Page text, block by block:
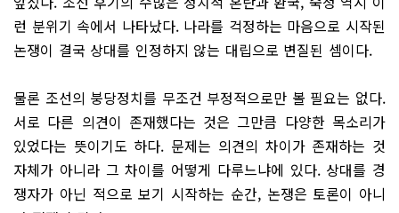
런 분위기 속에서 나타났다. 나라를 걱정하는 마음으로 시작된
논쟁이 결국 상대를 인정하지 않는 대립으로 변질된 셈이다.
물론 조선의 붕당정치를 무조건 부정적으로만 볼 필요는 없다.
서로 다른 의견이 존재했다는 것은 그만큼 다양한 목소리가
있었다는 뜻이기도 하다. 문제는 의견의 차이가 존재하는 것
자체가 아니라 그 차이를 어떻게 다루느냐에 있다. 상대를 경
쟁자가 아닌 적으로 보기 시작하는 순간, 논쟁은 토론이 아니